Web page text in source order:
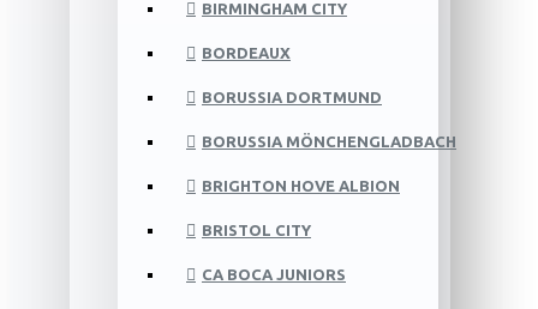
BIRMINGHAM CITY
BORDEAUX
BORUSSIA DORTMUND
BORUSSIA MÖNCHENGLADBACH
BRIGHTON HOVE ALBION
BRISTOL CITY
CA BOCA JUNIORS